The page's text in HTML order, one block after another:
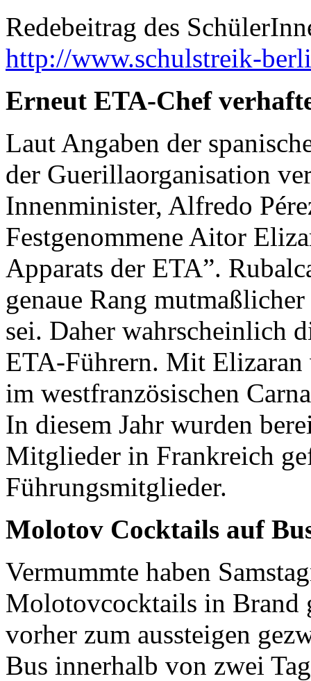
Redebeitrag des
http://www.schulstreik-
Erneut ETA-Chef
Laut Angaben der
der Guerillaorganisation
Innenminister, Alfredo
Festgenommene Aitor
Apparats der ETA”.
genaue Rang mutmaßlicher
sei. Daher wahrscheinlich
ETA-Führern. Mit Elizaran
im westfranzösischen
In diesem Jahr wurden
Mitglieder in Frankreich
Führungsmitglieder.
Molotov Cocktails auf
Vermummte haben
Molotovcocktails in Brand
vorher zum aussteigen
Bus innerhalb von zwei